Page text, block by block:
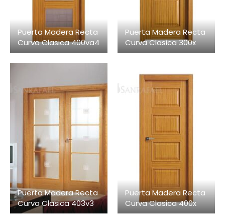
Puerta Madera Recta
Curva Clasica 400va4
Puerta Madera Recta
Curva Clasica 300x
Puerta Madera Recta
Curva Clasica 403v3
Puerta Madera Recta
Curva Clasica 400x